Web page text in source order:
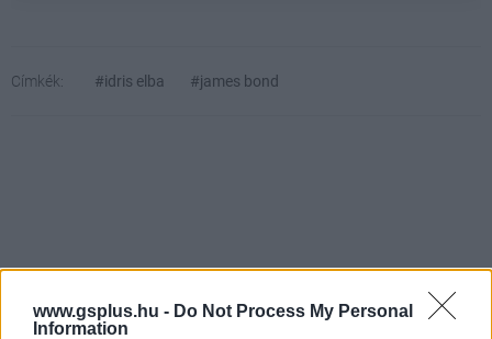
www.gsplus.hu - Do Not Process My Personal
Information
Címkék: #idris elba #james bond
Hozzászólások